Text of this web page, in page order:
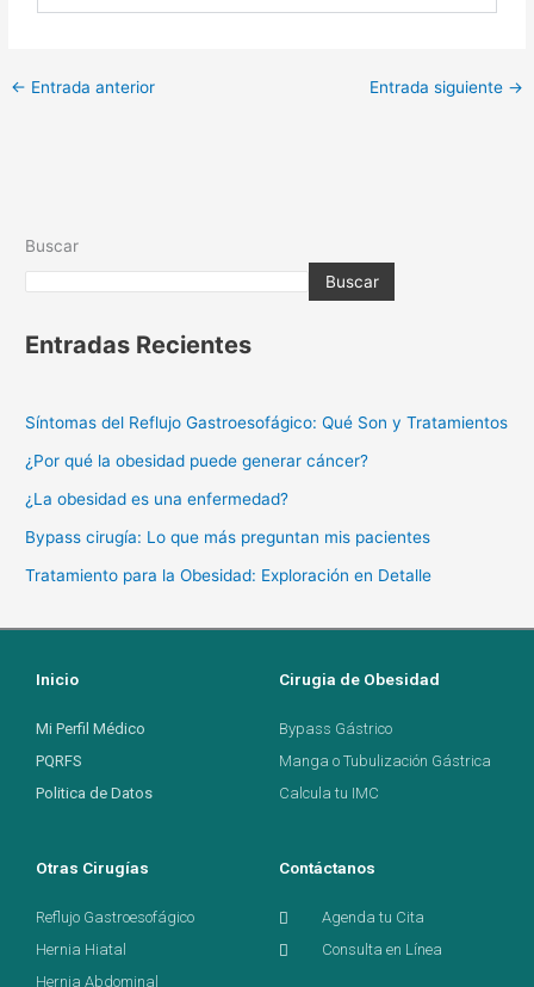
← Entrada anterior Entrada siguiente →
Buscar
Buscar
Entradas Recientes
Síntomas del Reflujo Gastroesofágico: Qué Son y Tratamientos
¿Por qué la obesidad puede generar cáncer?
¿La obesidad es una enfermedad?
Bypass cirugía: Lo que más preguntan mis pacientes
Tratamiento para la Obesidad: Exploración en Detalle
Inicio
Mi Perfil Médico
PQRFS
Politica de Datos
Cirugia de Obesidad
Bypass Gástrico
Manga o Tubulización Gástrica
Calcula tu IMC
Otras Cirugías
Reflujo Gastroesofágico
Hernia Hiatal
Hernia Abdominal
Contáctanos
Agenda tu Cita
Consulta en Línea